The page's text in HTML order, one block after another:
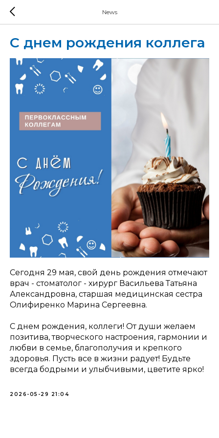
News
С днем рождения коллега
Сегодня 29 мая, свой день рождения отмечают
врач - стоматолог - хирург Васильева Татьяна
Александровна, старшая медицинская сестра
Олифиренко Марина Сергеевна.
С днем рождения, коллеги! От души желаем
позитива, творческого настроения, гармонии и
любви в семье, благополучия и крепкого
здоровья. Пусть все в жизни радует! Будьте
всегда бодрыми и улыбчивыми, цветите ярко!
2026-05-29 21:04